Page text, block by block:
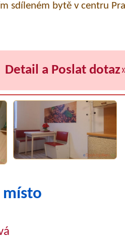
sdíleném bytě v centru
Detail a Poslat dotaz
místo